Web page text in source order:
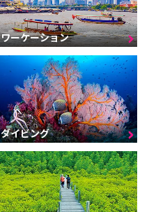
ワーケーション
ダイビング